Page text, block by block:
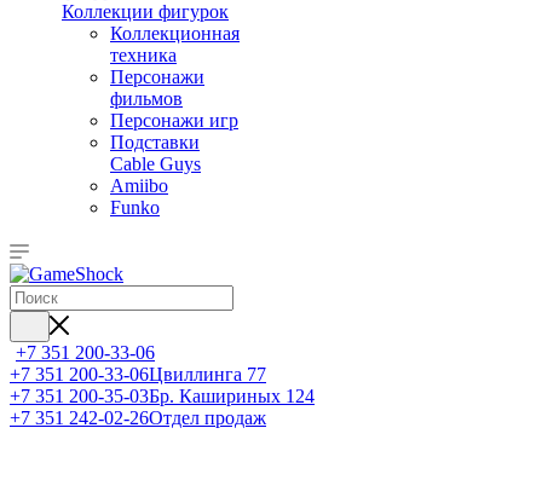
Коллекции фигурок
Коллекционная
техника
Персонажи
фильмов
Персонажи игр
Подставки
Cable Guys
Amiibo
Funko
+7 351 200-33-06
+7 351 200-33-06Цвиллинга 77
+7 351 200-35-03Бр. Кашириных 124
+7 351 242-02-26Отдел продаж